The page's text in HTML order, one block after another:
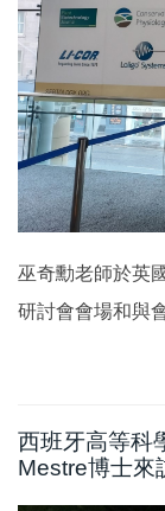
巫奇勳老師於英
研討會會場和與
西班牙高等科
Mestre博士來